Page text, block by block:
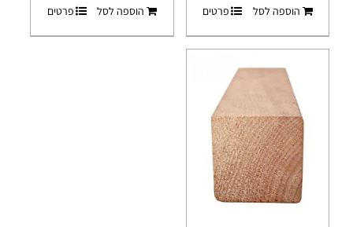
הוספה לסל פרטים הוספה לסל פרטים